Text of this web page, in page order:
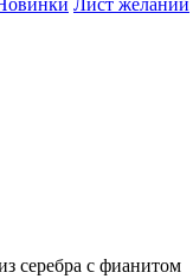
Лист желаний
серебра с фианитом